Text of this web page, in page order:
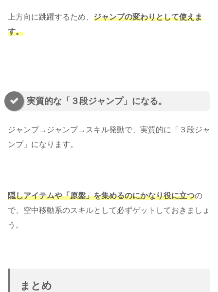
上方向に跳躍するため、 ジャンプの変わりとして使えま
す。
実質的な「３段ジャンプ」になる。
ジャンプ→ジャンプ→スキル発動で、実質的に「３段ジャ
ンプ」になります。
隠しアイテムや「原盤」を集めるのにかなり役に立つの
で、空中移動系のスキルとして必ずゲットしておきましょ
う。
まとめ